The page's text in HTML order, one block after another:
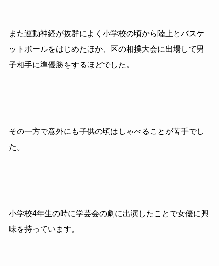
また運動神経が抜群によく小学校の頃から陸上とバスケ
ットボールをはじめたほか、区の相撲大会に出場して男
子相手に準優勝をするほどでした。
その一方で意外にも子供の頃はしゃべることが苦手でし
た。
小学校4年生の時に学芸会の劇に出演したことで女優に興
味を持っています。